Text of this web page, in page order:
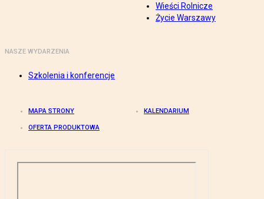
Wieści Rolnicze
Życie Warszawy
NASZE WYDARZENIA
Szkolenia i konferencje
MAPA STRONY KALENDARIUM
OFERTA PRODUKTOWA